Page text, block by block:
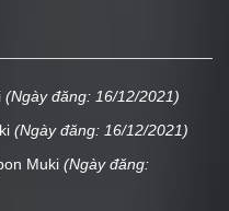
(Ngày đăng: 16/12/2021)
(Ngày đăng: 16/12/2021)
Muki (Ngày đăng: